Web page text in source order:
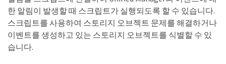
한 알림이 발생할 때 스크립트가 실행되도록 할 수 있습니다.
스크립트를 사용하여 스토리지 오브젝트 문제를 해결하거나
이벤트를 생성하고 있는 스토리지 오브젝트를 식별할 수 있
습니다.